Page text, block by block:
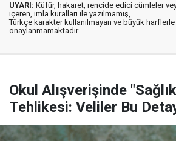
UYARI: Küfür, hakaret, rencide edici cümleler
içeren, imla kuralları ile yazılmamış,
Türkçe karakter kullanılmayan ve büyük harflerle
onaylanmamaktadır.
Okul Alışverişinde
Tehlikesi: Veliler Bu